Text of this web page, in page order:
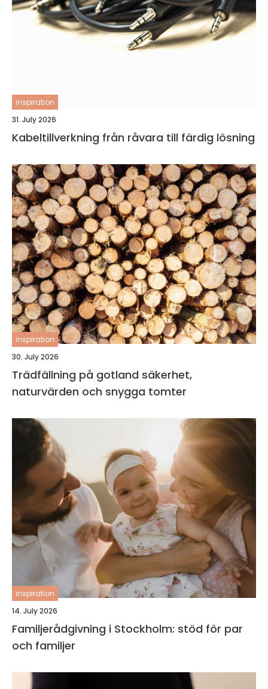
inspiration
31. July 2026
Kabeltillverkning från råvara till färdig lösning
inspiration
30. July 2026
Trädfällning på gotland säkerhet,
naturvärden och snygga tomter
inspiration
14. July 2026
Familjerådgivning i Stockholm: stöd för par
och familjer